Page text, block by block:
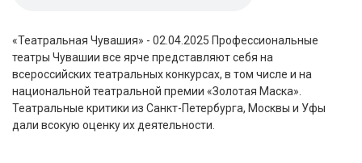
«Театральная Чувашия» - 02.04.2025 Профессиональные
театры Чувашии все ярче представляют себя на
всероссийских театральных конкурсах, в том числе и на
национальной театральной премии «Золотая Маска».
Театральные критики из Санкт-Петербурга, Москвы и Уфы
дали всокую оценку их деятельности.